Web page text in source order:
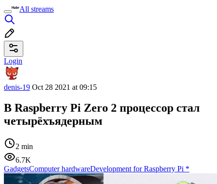
All streams
Login
denis-19 Oct 28 2021 at 09:15
В Raspberry Pi Zero 2 процессор стал
четырёхъядерным
2 min
6.7K
GadgetsComputer hardwareDevelopment for Raspberry Pi *